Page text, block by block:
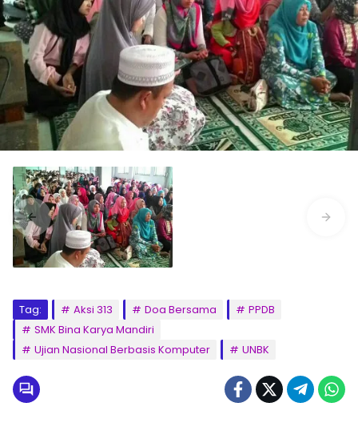
Tag: Aksi 313 Doa Bersama
PPDB
SMK Bina Karya Mandiri
Ujian Nasional Berbasis Komputer
UNBK